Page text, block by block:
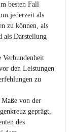
besten Fall
jederzeit als
zu können, als
als Darstellung
den Leistungen
zu
von der
geprägt,
des